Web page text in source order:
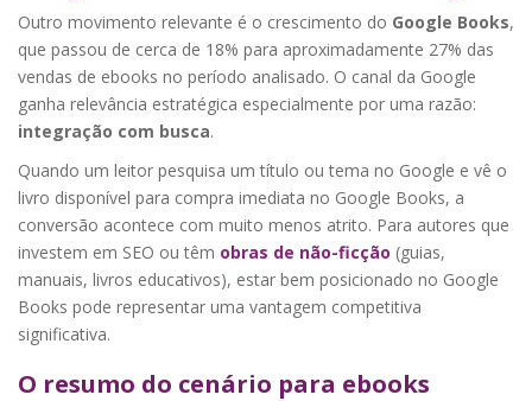
Outro movimento relevante é o crescimento do Google Books,
que passou de cerca de 18% para aproximadamente 27% das
vendas de ebooks no período analisado. O canal da Google
ganha relevância estratégica especialmente por uma razão:
integração com busca.
Quando um leitor pesquisa um título ou tema no Google e vê o
livro disponível para compra imediata no Google Books, a
conversão acontece com muito menos atrito. Para autores que
investem em SEO ou têm obras de não-ficção (guias,
manuais, livros educativos), estar bem posicionado no Google
Books pode representar uma vantagem competitiva
significativa.
O resumo do cenário para ebooks